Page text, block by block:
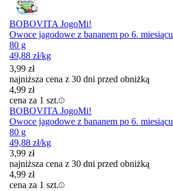
BOBOVITA JogoMi!
Owoce jagodowe z bananem po 6. miesiącu
80 g
49,88 zł/kg
3,99 zł
najniższa cena z 30 dni przed obniżką
4,99 zł
cena za 1 szt.
BOBOVITA JogoMi!
Owoce jagodowe z bananem po 6. miesiącu
80 g
49,88 zł/kg
3,99 zł
najniższa cena z 30 dni przed obniżką
4,99 zł
cena za 1 szt.